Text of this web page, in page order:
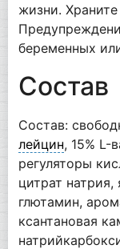
жизни.
беременных
Состав
Состав:
лейцин, 15% L-
регуляторы
цитрат натрия,
глютамин,
ксантановая